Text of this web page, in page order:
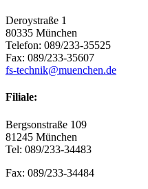
Deroystraße 1
80335 München
Telefon: 089/233-35525
Fax: 089/233-35607
fs-technik@muenchen.de
Filiale:
Bergsonstraße 109
81245 München
Tel: 089/233-34483
Fax: 089/233-34484